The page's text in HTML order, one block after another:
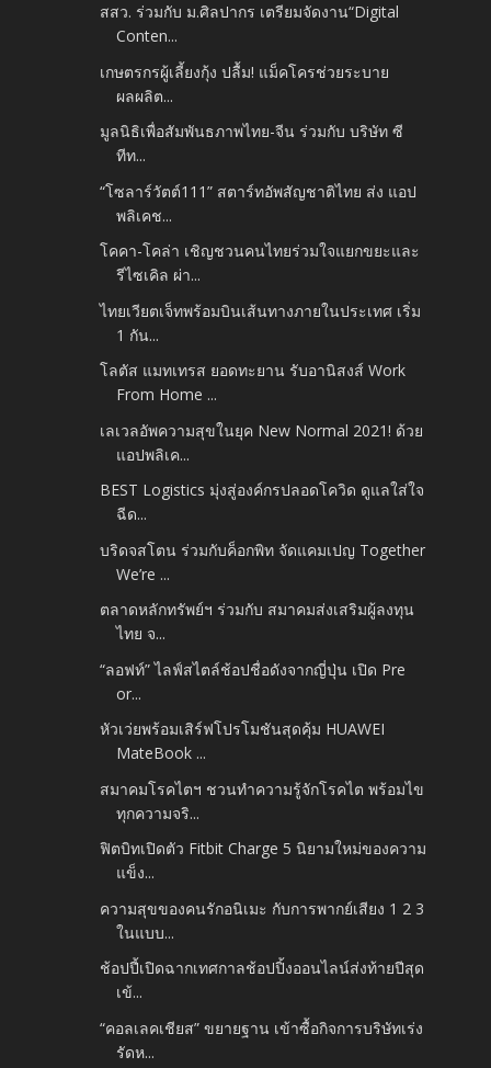
สสว. ร่วมกับ ม.ศิลปากร เตรียมจัดงาน“Digital
Conten...
เกษตรกรผู้เลี้ยงกุ้ง ปลื้ม! แม็คโครช่วยระบาย
ผลผลิต...
มูลนิธิเพื่อสัมพันธภาพไทย-จีน ร่วมกับ บริษัท ซี
ทีท...
“โซลาร์วัตต์111” สตาร์ทอัพสัญชาติไทย ส่ง แอป
พลิเคช...
โคคา-โคล่า เชิญชวนคนไทยร่วมใจแยกขยะและ
รีไซเคิล ผ่า...
ไทยเวียตเจ็ทพร้อมบินเส้นทางภายในประเทศ เริ่ม
1 กัน...
โลตัส แมทเทรส ยอดทะยาน รับอานิสงส์ Work
From Home ...
เลเวลอัพความสุขในยุค New Normal 2021! ด้วย
แอปพลิเค...
BEST Logistics มุ่งสู่องค์กรปลอดโควิด ดูแลใส่ใจ
ฉีด...
บริดจสโตน ร่วมกับค็อกพิท จัดแคมเปญ Together
We’re ...
ตลาดหลักทรัพย์ฯ ร่วมกับ สมาคมส่งเสริมผู้ลงทุน
ไทย จ...
“ลอฟท์” ไลฟ์สไตล์ช้อปชื่อดังจากญี่ปุ่น เปิด Pre
or...
หัวเว่ยพร้อมเสิร์ฟโปรโมชันสุดคุ้ม HUAWEI
MateBook ...
สมาคมโรคไตฯ ชวนทำความรู้จักโรคไต พร้อมไข
ทุกความจริ...
ฟิตบิทเปิดตัว Fitbit Charge 5 นิยามใหม่ของความ
แข็ง...
ความสุขของคนรักอนิเมะ กับการพากย์เสียง 1 2 3
ในแบบ...
ช้อปปี้เปิดฉากเทศกาลช้อปปิ้งออนไลน์ส่งท้ายปีสุด
เข้...
“คอลเลคเชียส” ขยายฐาน เข้าซื้อกิจการบริษัทเร่ง
รัดห...